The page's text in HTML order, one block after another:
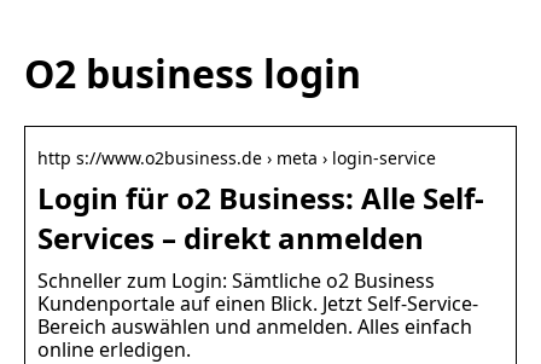
O2 business login
http s://www.o2business.de › meta › login-service
Login für o2 Business: Alle Self-
Services – direkt anmelden
Schneller zum Login: Sämtliche o2 Business
Kundenportale auf einen Blick. Jetzt Self-Service-
Bereich auswählen und anmelden. Alles einfach
online erledigen.